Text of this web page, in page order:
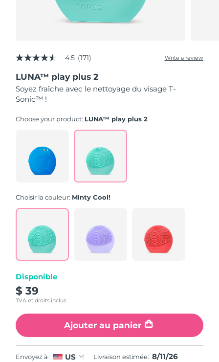
4.5
of
5
stars,
average
value.
Read
Same
page
link.
4.5 (171) Write a review
LUNA™ play plus 2
Soyez fraîche avec le nettoyage du visage T-
Sonic™ !
Choose your product: LUNA™ play plus 2
Choisir la couleur: Minty Cool!
Disponible
$ 39
TVA et droits inclus
Ajouter au panier
Envoyez à : US Livraison estimée: 8/11/26